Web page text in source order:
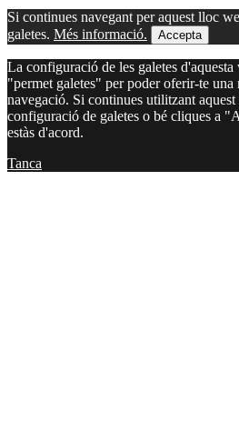
Si continues navegant per aquest lloc
galetes. Més informació. Accepta
La configuració de les galetes
"permet galetes" per poder oferir-te
navegació. Si continues utilitzant
configuració de galetes o bé cliques a
estàs d'acord.
Tanca